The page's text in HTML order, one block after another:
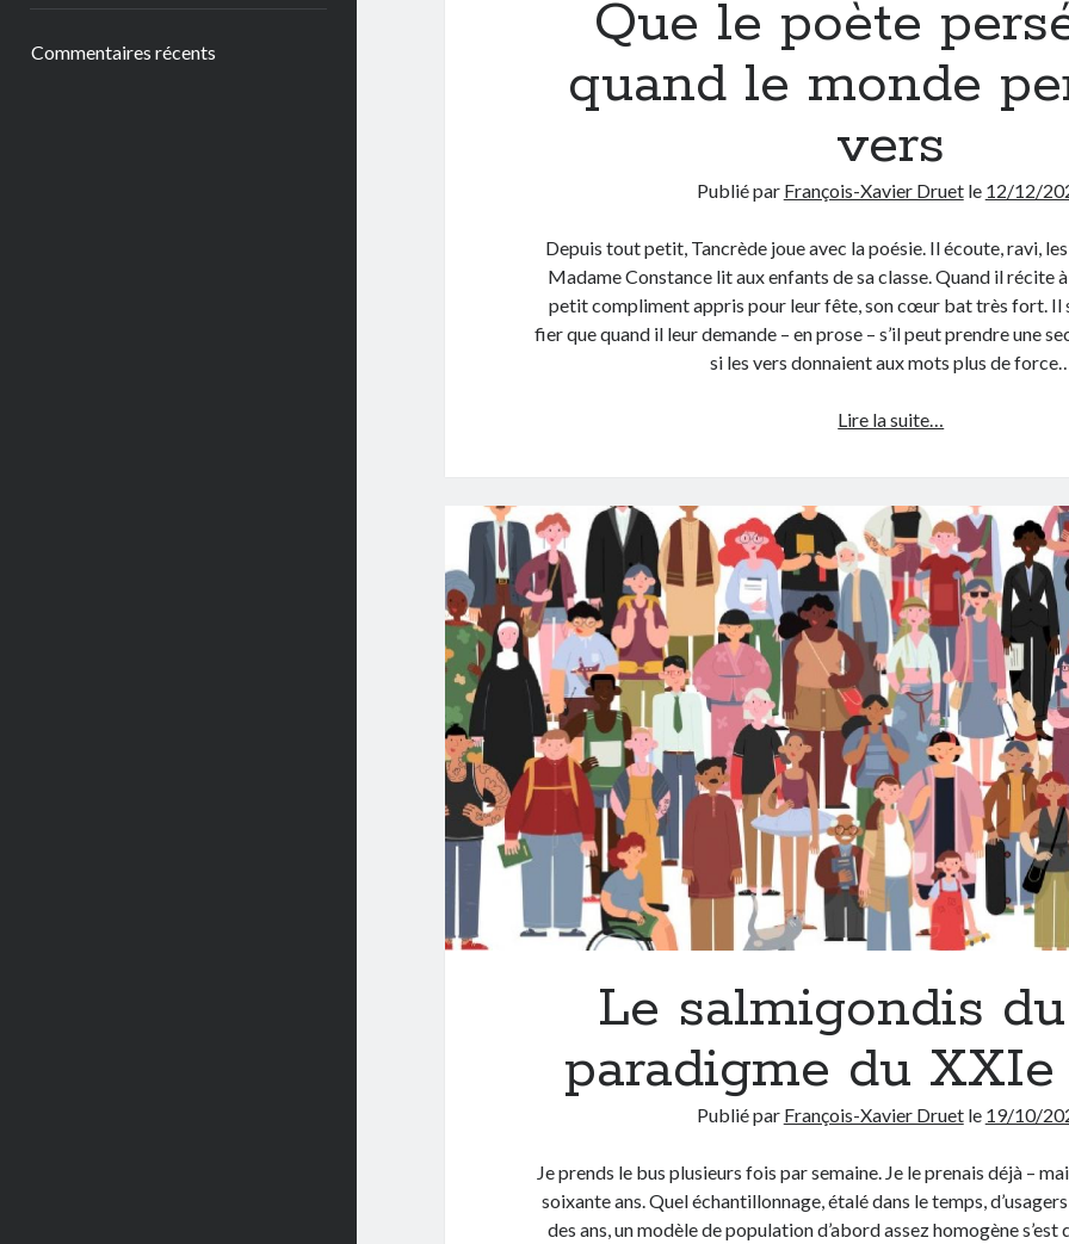
Commentaires récents
Que le poète
quand le monde
vers
Publié par François-Xavier Druetle 12/12/
Depuis tout petit, Tancrède joue avec la poésie. Il écoute, ravi,
Madame Constance lit aux enfants de sa classe. Quand il récite
petit compliment appris pour leur fête, son cœur bat très fort. Il
fier que quand il leur demande – en prose – s’il peut prendre une
si les vers donnaient aux mots plus de
Lire la suite…
persévère
quand
le
monde
perd
ses
vers
Le salmigondis
paradigme du
Publié par François-Xavier Druetle 19/10/
Je prends le bus plusieurs fois par semaine. Je le prenais déjà –
soixante ans. Quel échantillonnage, étalé dans le temps,
des ans, un modèle de population d’abord assez homogène s’est